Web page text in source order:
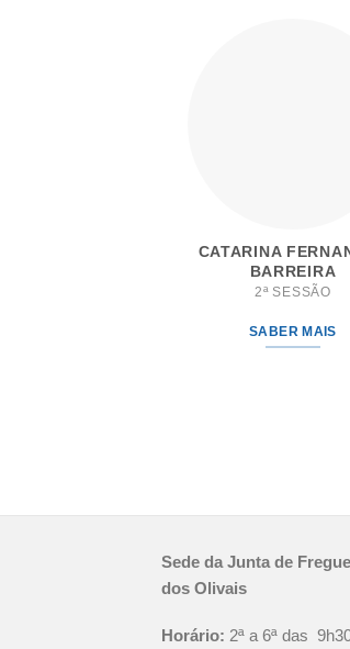
CATARINA
BARREIRA
2ª SESSÃO
SABER MAIS
Sede da Junta de
dos Olivais
Horário: 2ª a 6ª das